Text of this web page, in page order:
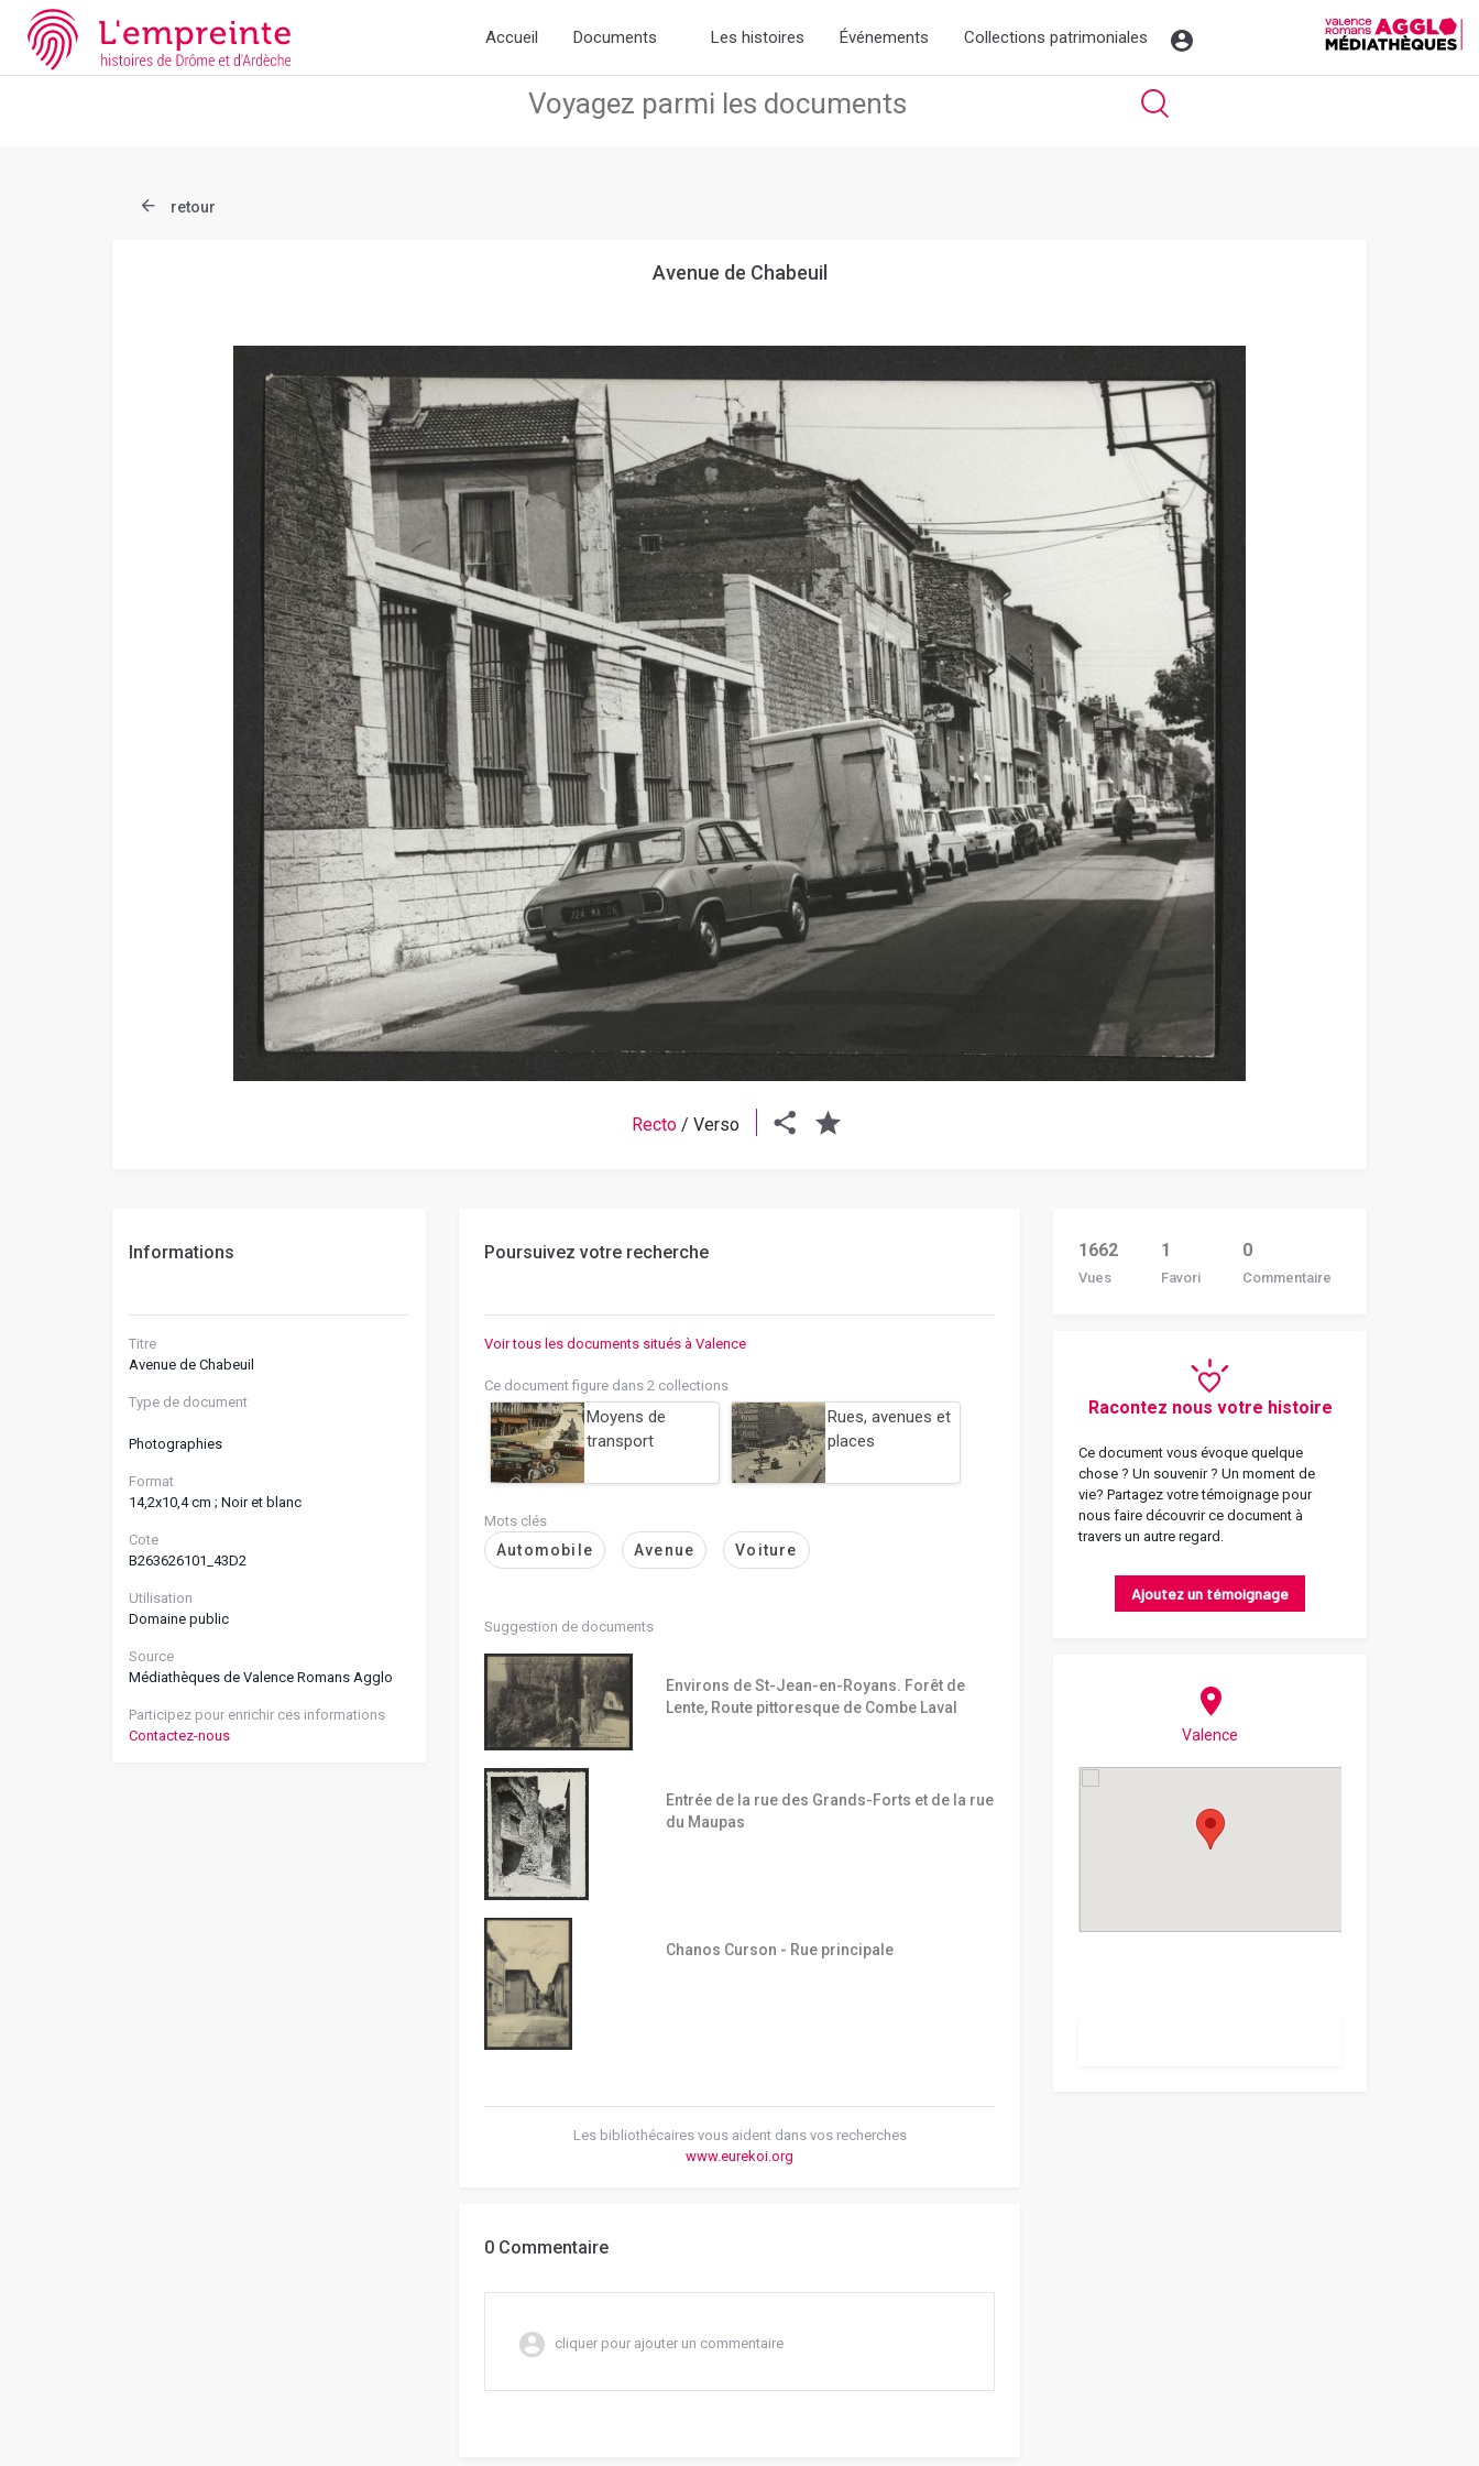
Array ( [slug] => document [ref] => B263626101_43D2 )
Accueil Documents Les histoires Événements Collections patrimoniales
retour
Avenue de Chabeuil
Recto / Verso
Informations
Titre
Avenue de Chabeuil
Type de document
Photographies
Format
14,2x10,4 cm ; Noir et blanc
Cote
B263626101_43D2
Utilisation
Domaine public
Source
Médiathèques de Valence Romans Agglo
Participez pour enrichir ces informations
Contactez-nous
Poursuivez votre recherche
Voir tous les documents situés à Valence
Ce document figure dans 2 collections
Moyens de
transport
Rues, avenues et
places
Mots clés
Automobile Avenue Voiture
Suggestion de documents
Environs de St-Jean-en-Royans. Forêt de
Lente, Route pittoresque de Combe Laval
Entrée de la rue des Grands-Forts et de la rue
du Maupas
Chanos Curson - Rue principale
Les bibliothécaires vous aident dans vos recherches
www.eurekoi.org
0 Commentaire
cliquer pour ajouter un commentaire
1662
Vues
1
Favori
0
Commentaire
Racontez nous votre histoire
Ce document vous évoque quelque
chose ? Un souvenir ? Un moment de
vie? Partagez votre témoignage pour
nous faire découvrir ce document à
travers un autre regard.
Ajoutez un témoignage
Valence